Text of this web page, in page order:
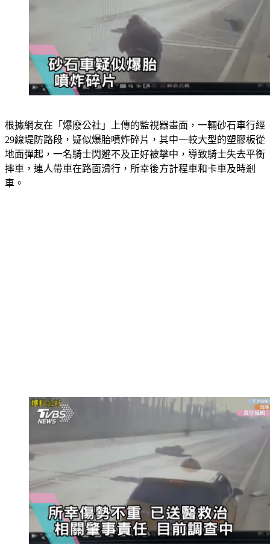
根據網友在「爆廢公社」上傳的監視器畫面，一輛砂石車行經
29線堤防路段，疑似爆胎噴炸碎片，其中一較大型的塑膠板從
地面彈起，一名騎士閃避不及正好被擊中，導致騎士失去平衡
摔車，連人帶車在路面滑行，所幸後方計程車和卡車及時剎